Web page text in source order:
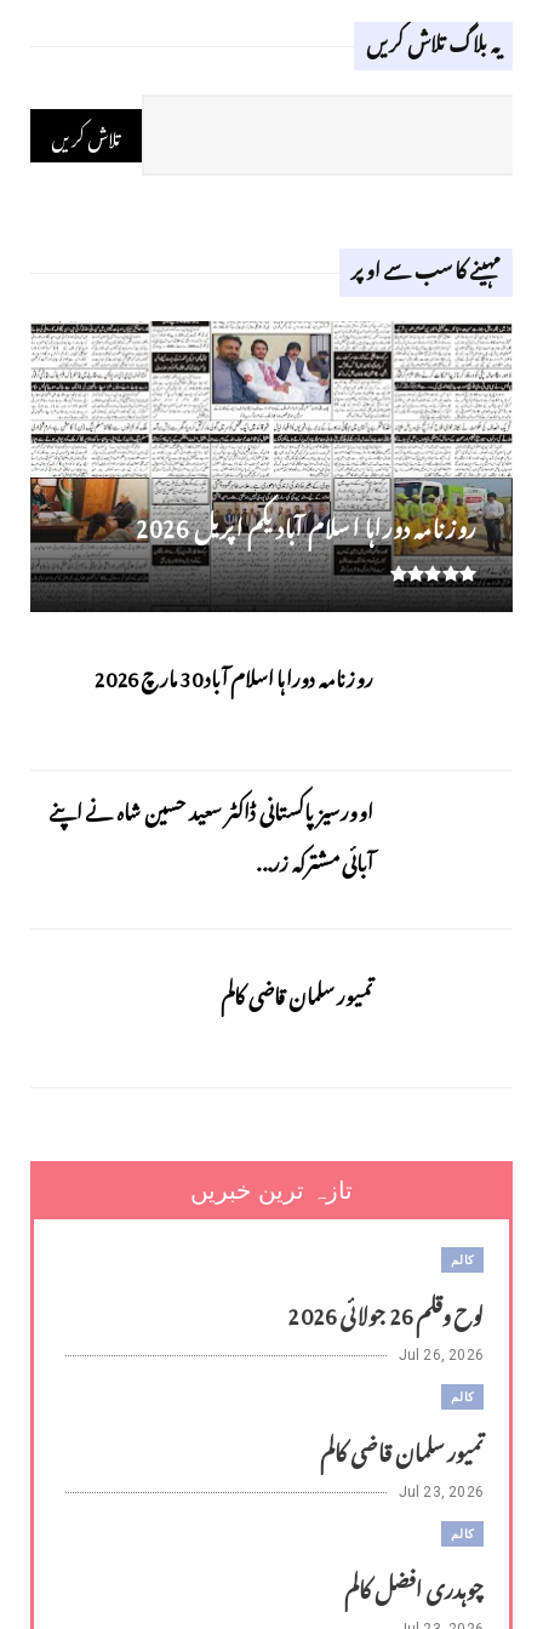
یہ بلاگ تلاش کریں
مہینے کا سب سے اوپر
روز نامہ دوراہا اسلام آباد یکم اپریل 2026
روزنامہ دوراہا اسلام آباد 30 مارچ 2026
اوورسیز پاکستانی ڈاکٹر سعید حسین شاہ نے اپنے
آبائی مشترکہ زر...
تمیور سلمان قاضی کالم
تازہ ترین خبریں
کالم
لوح وقلم 26 جولائی 2026
Jul 26, 2026
کالم
تمیور سلمان قاضی کالم
Jul 23, 2026
کالم
چوہدری افضل کالم